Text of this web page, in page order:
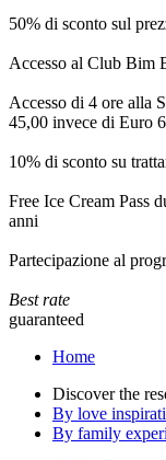
50% di sconto sul
Accesso al Club Bim
Accesso di 4 ore alla
45,00 invece di Euro
10% di sconto su
Free Ice Cream Pass
anni
Partecipazione al
Best rate
guaranteed
Home
Discover the
By love
By family